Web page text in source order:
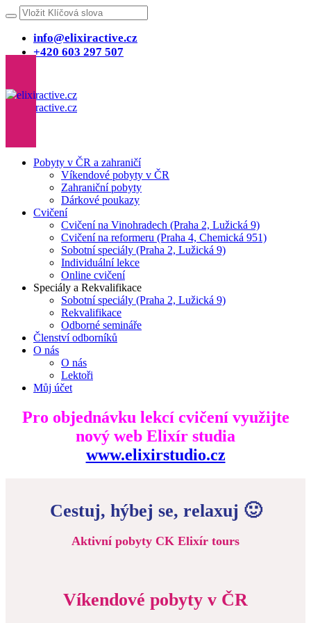
info@elixiractive.cz
+420 603 297 507
Pobyty v ČR a zahraničí
Víkendové pobyty v ČR
Zahraniční pobyty
Dárkové poukazy
Cvičení
Cvičení na Vinohradech (Praha 2, Lužická 9)
Cvičení na reformeru (Praha 4, Chemická 951)
Sobotní speciály (Praha 2, Lužická 9)
Individuální lekce
Online cvičení
Speciály a Rekvalifikace
Sobotní speciály (Praha 2, Lužická 9)
Rekvalifikace
Odborné semináře
Členství odborníků
O nás
O nás
Lektoři
Můj účet
Pro objednávku lekcí cvičení využijte
nový web Elixír studia
www.elixirstudio.cz
Cestuj, hýbej se, relaxuj 🙂
Aktivní pobyty CK Elixír tours
Víkendové pobyty v ČR